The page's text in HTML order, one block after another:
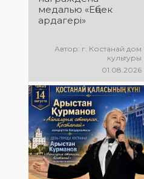
медалью «Еңбек
ардагері»
Автор: г. Костанай дом
культуры
01.08.2026